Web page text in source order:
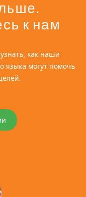
к нам
как наши
языка могут помочь